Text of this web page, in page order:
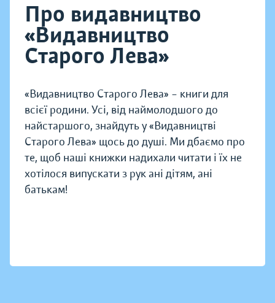
Про видавництво
«Видавництво
Старого Лева»
«Видавництво Старого Лева» – книги для
всієї родини. Усі, від наймолодшого до
найстаршого, знайдуть у «Видавництві
Старого Лева» щось до душі. Ми дбаємо про
те, щоб наші книжки надихали читати і їх не
хотілося випускати з рук ані дітям, ані
батькам!